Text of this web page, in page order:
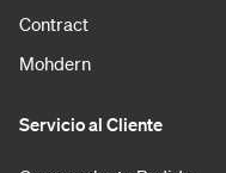
Contract
Mohdern
Servicio al Cliente